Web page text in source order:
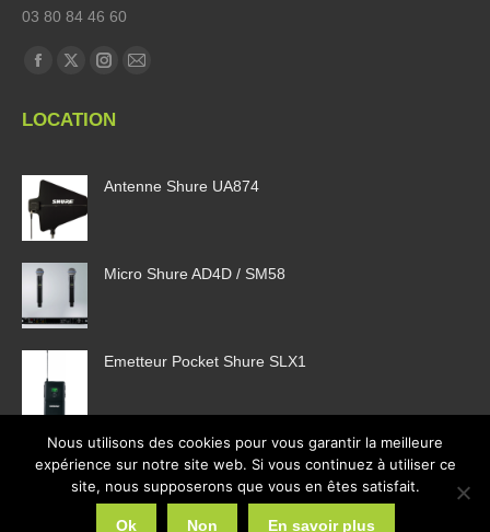
03 80 84 46 60
Trouvez nous sur :
Facebook
dans
une
nouvelle
fenêtre
X
dans
une
nouvelle
fenêtre
La
Instagram
dans
fenêtre
s'ouvre
nouvelle
LOCATION
Antenne Shure UA874
Micro Shure AD4D / SM58
Emetteur Pocket Shure SLX1
2026 © Web Communication
Nous utilisons des cookies pour vous garantir la meilleure
expérience sur notre site web. Si vous continuez à utiliser ce
site, nous supposerons que vous en êtes satisfait.
Ok Non En savoir plus